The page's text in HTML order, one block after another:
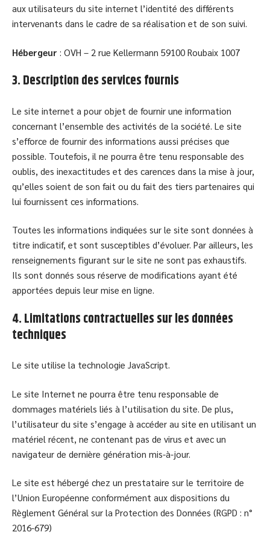
aux utilisateurs du site internet l’identité des différents
intervenants dans le cadre de sa réalisation et de son suivi.
Hébergeur : OVH – 2 rue Kellermann 59100 Roubaix 1007
3. Description des services fournis
Le site internet a pour objet de fournir une information
concernant l’ensemble des activités de la société. Le site
s’efforce de fournir des informations aussi précises que
possible. Toutefois, il ne pourra être tenu responsable des
oublis, des inexactitudes et des carences dans la mise à jour,
qu’elles soient de son fait ou du fait des tiers partenaires qui
lui fournissent ces informations.
Toutes les informations indiquées sur le site sont données à
titre indicatif, et sont susceptibles d’évoluer. Par ailleurs, les
renseignements figurant sur le site ne sont pas exhaustifs.
Ils sont donnés sous réserve de modifications ayant été
apportées depuis leur mise en ligne.
4. Limitations contractuelles sur les données
techniques
Le site utilise la technologie JavaScript.
Le site Internet ne pourra être tenu responsable de
dommages matériels liés à l’utilisation du site. De plus,
l’utilisateur du site s’engage à accéder au site en utilisant un
matériel récent, ne contenant pas de virus et avec un
navigateur de dernière génération mis-à-jour.
Le site est hébergé chez un prestataire sur le territoire de
l’Union Européenne conformément aux dispositions du
Règlement Général sur la Protection des Données (RGPD : n°
2016-679)